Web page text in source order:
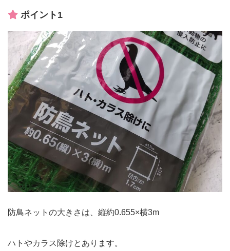
ポイント1
防鳥ネットの大きさは、縦約0.655×横3m
ハトやカラス除けとあります。